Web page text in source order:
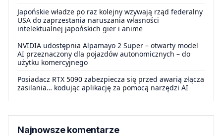
Japońskie władze po raz kolejny wzywają rząd federalny
USA do zaprzestania naruszania własności
intelektualnej japońskich gier i anime
NVIDIA udostępnia Alpamayo 2 Super – otwarty model
AI przeznaczony dla pojazdów autonomicznych – do
użytku komercyjnego
Posiadacz RTX 5090 zabezpiecza się przed awarią złącza
zasilania… kodując aplikację za pomocą narzędzi AI
Najnowsze komentarze